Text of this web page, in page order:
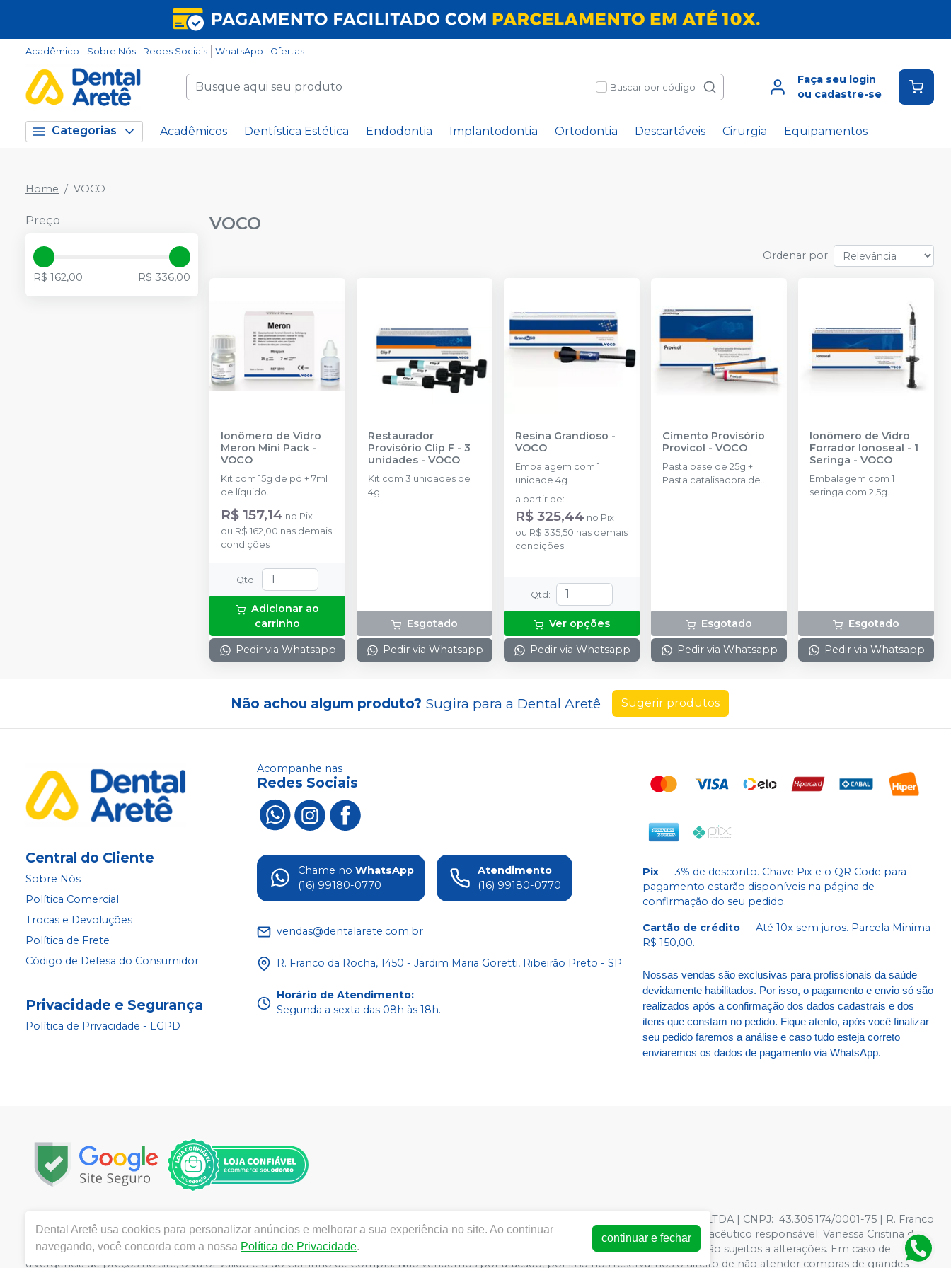
Acadêmico Sobre Nós Redes Sociais WhatsApp Ofertas
Buscar por código
Faça seu login
ou cadastre-se
Categorias Acadêmicos Dentística Estética Endodontia Implantodontia Ortodontia Descartáveis Cirurgia Equipamentos
Home VOCO
Preço
R$ 162,00 R$ 336,00
VOCO
Ordenar por
Ionômero de Vidro
Meron Mini Pack -
VOCO
Kit com 15g de pó + 7ml
de líquido.
R$ 157,14 no Pix
ou R$ 162,00 nas demais
condições
Qtd:
Adicionar ao
carrinho
Pedir via Whatsapp
Restaurador
Provisório Clip F - 3
unidades - VOCO
Kit com 3 unidades de
4g.
Esgotado
Pedir via Whatsapp
Resina Grandioso -
VOCO
Embalagem com 1
unidade 4g
a partir de:
R$ 325,44 no Pix
ou R$ 335,50 nas demais
condições
Qtd:
Ver opções
Pedir via Whatsapp
Cimento Provisório
Provicol - VOCO
Pasta base de 25g +
Pasta catalisadora de
Esgotado
Pedir via Whatsapp
Ionômero de Vidro
Forrador Ionoseal - 1
Seringa - VOCO
Embalagem com 1
seringa com 2,5g.
Esgotado
Pedir via Whatsapp
Não achou algum produto? Sugira para a Dental Aretê Sugerir produtos
Central do Cliente
Sobre Nós
Política Comercial
Trocas e Devoluções
Política de Frete
Código de Defesa do Consumidor
Privacidade e Segurança
Política de Privacidade - LGPD
Acompanhe nas
Redes Sociais
Chame no WhatsApp
(16) 99180-0770
Atendimento
(16) 99180-0770
vendas@dentalarete.com.br
R. Franco da Rocha, 1450 - Jardim Maria Goretti, Ribeirão Preto - SP
Horário de Atendimento:
Segunda a sexta das 08h às 18h.
Pix - 3% de desconto. Chave Pix e o QR Code para
pagamento estarão disponíveis na página de
confirmação do seu pedido.
Cartão de crédito - Até 10x sem juros. Parcela Minima
R$ 150,00.
Nossas vendas são exclusivas para profissionais da saúde
devidamente habilitados. Por isso, o pagamento e envio só são
realizados após a confirmação dos dados cadastrais e dos
itens que constam no pedido. Fique atento, após você finalizar
seu pedido faremos a análise e caso tudo esteja correto
enviaremos os dados de pagamento via WhatsApp.
Copyright © 2025 | Todos os direitos reservados | www.dentalarete.com.br | ARETE COMERCIO DE PRODUTOS ODONTOLOGICOS LTDA | CNPJ: 43.305.174/0001-75 | R. Franco
da Rocha, 1450 - Jardim Maria Goretti, Ribeirão Preto - SP | Autorizações de Funcionamento ANVISA - Medicamentos:1278597 - Farmacêutico responsável: Vanessa Cristina de
Souza CRF/SP nº 52627 | Política de Privacidade e Segurança - Fotos meramente ilustrativas - Os preços e condições da loja virtual estão sujeitos a alterações. Em caso de
divergência de preços no site, o valor válido é o do Carrinho de Compra. Não vendemos por atacado, por isso nos reservamos o direito de não atender compras de grandes
Dental Aretê usa cookies para personalizar anúncios e melhorar a sua experiência no site. Ao continuar
navegando, você concorda com a nossa Política de Privacidade.
continuar e fechar